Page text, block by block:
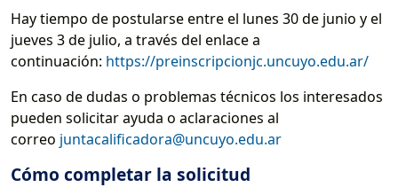
Hay tiempo de postularse entre el lunes 30 de junio y el
jueves 3 de julio, a través del enlace a
continuación: https://preinscripcionjc.uncuyo.edu.ar/
En caso de dudas o problemas técnicos los interesados
pueden solicitar ayuda o aclaraciones al
correo juntacalificadora@uncuyo.edu.ar
Cómo completar la solicitud